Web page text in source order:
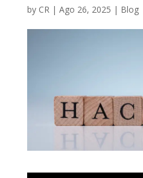
by CR| Ago 26, 2025 | Blog